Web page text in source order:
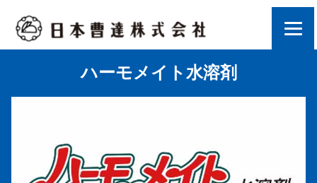
ハーモメイト水溶剤